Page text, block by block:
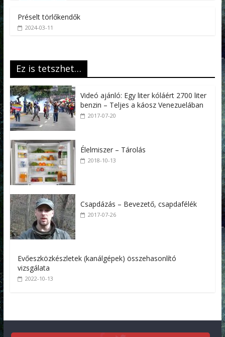
Préselt törlőkendők
2024-03-11
Ez is tetszhet…
Videó ajánló: Egy liter kóláért 2700 liter
benzin – Teljes a káosz Venezuelában
2017-07-20
Élelmiszer – Tárolás
2018-10-13
Csapdázás – Bevezető, csapdafélék
2017-07-26
Evőeszközkészletek (kanálgépek) összehasonlító
vizsgálata
2022-10-13